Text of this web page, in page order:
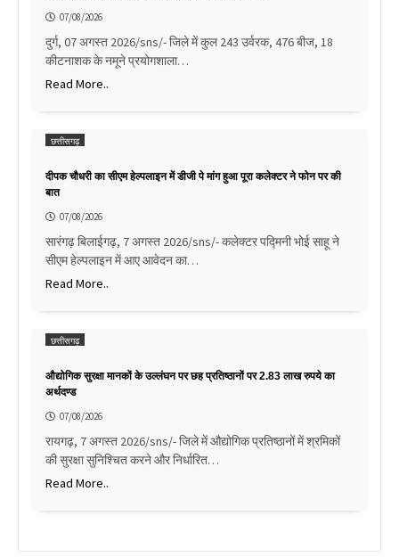
07/08/2026
दुर्ग, 07 अगस्त 2026/sns/- जिले में कुल 243 उर्वरक, 476 बीज, 18
कीटनाशक के नमूने प्रयोगशाला…
Read More..
छत्तीसगढ़
दीपक चौधरी का सीएम हेल्पलाइन में डीजी पे मांग हुआ पूरा कलेक्टर ने फोन पर की
बात
07/08/2026
सारंगढ़ बिलाईगढ़, 7 अगस्त 2026/sns/- कलेक्टर पद्मिनी भोई साहू ने
सीएम हेल्पलाइन में आए आवेदन का…
Read More..
छत्तीसगढ़
औद्योगिक सुरक्षा मानकों के उल्लंघन पर छह प्रतिष्ठानों पर 2.83 लाख रुपये का
अर्थदण्ड
07/08/2026
रायगढ़, 7 अगस्त 2026/sns/- जिले में औद्योगिक प्रतिष्ठानों में श्रमिकों
की सुरक्षा सुनिश्चित करने और निर्धारित…
Read More..